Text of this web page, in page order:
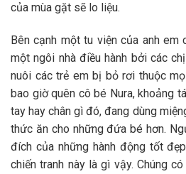
của mùa gặt sẽ lo liệu.
Bên cạnh một tu viện của anh em
một ngôi nhà điều hành bởi các
nuôi các trẻ em bị bỏ rơi thuộc
bao giờ quên cô bé Nura, khoảng
tay hay chân gì đó, đang dùng
thức ăn cho những đứa bé hơn.
đích của những hành động tốt
chiến tranh này là gì vậy. Chúng